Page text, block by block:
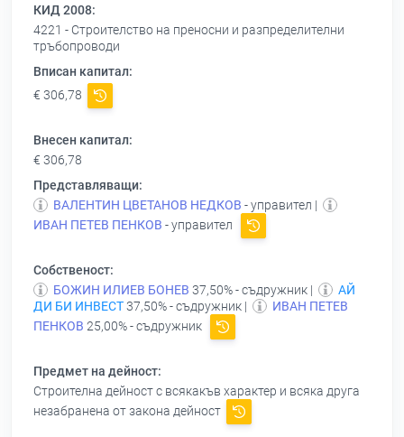
КИД 2008:
4221 - Строителство на преносни и разпределителни
тръбопроводи
Вписан капитал:
€ 306,78
Внесен капитал:
€ 306,78
Представляващи:
ВАЛЕНТИН ЦВЕТАНОВ НЕДКОВ - управител |
ИВАН ПЕТЕВ ПЕНКОВ - управител
Собственост:
БОЖИН ИЛИЕВ БОНЕВ 37,50% - съдружник |
АЙ
ДИ БИ ИНВЕСТ37,50% - съдружник |
ИВАН ПЕТЕВ
ПЕНКОВ 25,00% - съдружник
Предмет на дейност:
Строителна дейност с всякакъв характер и всяка друга
незабранена от закона дейност